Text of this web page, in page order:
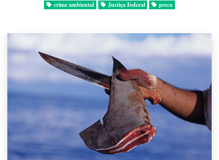
crime ambiental Justiça Federal pesca